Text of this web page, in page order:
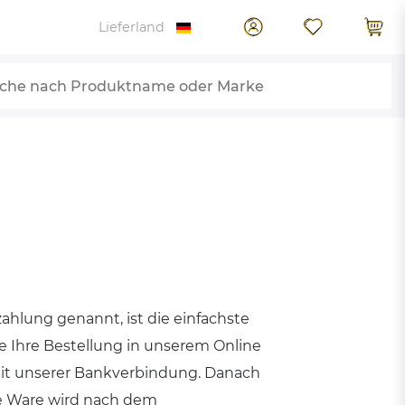
Kombiascher
Aschenbecher aus Edelstahl
Verkehrssicherung
Baumschutzbügel
Kinderbänke
Bank-Tisch-Kombination
Zubehör
Lieferland
genannt, ist die einfachste
Ihre Bestellung in unserem Online
unserer Bankverbindung. Danach
Ware wird nach dem